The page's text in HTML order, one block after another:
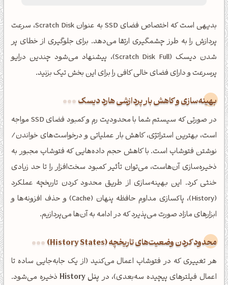
بدیهی است که اختصاص فضای SSD به عنوان Scratch Disk، سرعت
پردازش را به طرز چشمگیری ارتقا می‌دهد. برای جلوگیری از خطای پر
شدن دیسک (Scratch Disk Full)، پیشنهاد می‌شود چندین درایو
پرسرعت و دارای فضای خالی کافی را برای این بخش تیک بزنید.
بهینه‌سازی و کاهش بار پردازشی هارد دیسک
در صورتی که سیستم شما با محدودیت رم و کمبود فضای SSD مواجه
است، بهترین استراتژی، کاهش بار عملیاتی و درخواست‌های خواندن/
نوشتن فتوشاپ است. با کاهش حجم داده‌هایی که فتوشاپ مجبور به
ذخیره‌سازی آن‌هاست، می‌توان تأثیر کمبود سخت‌افزار را تا حد زیادی
خنثی کرد. این بهینه‌سازی از طریق محدود کردن تاریخچه عملکرد
(History)، پاکسازی مداوم حافظه پنهان (Cache) و حذف افزونه‌ها و
ابزارهای مازاد صورت می‌پذیرد که در ادامه به آن‌ها می‌پردازیم.
محدود کردن وضعیت‌های تاریخچه (History States)
هر تغییری که در فتوشاپ اعمال می‌کنید (از یک جابه‌جایی ساده تا
اعمال فیلترهای پیچیده سه‌بعدی)، در پنل History
ذخیره می‌شود.